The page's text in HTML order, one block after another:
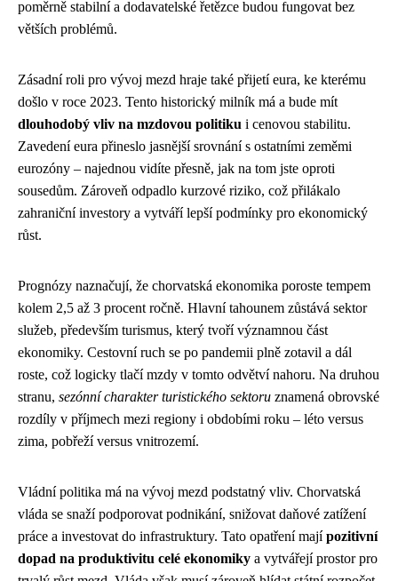
poměrně stabilní a dodavatelské řetězce budou fungovat bez
větších problémů.
Zásadní roli pro vývoj mezd hraje také přijetí eura, ke kterému
došlo v roce 2023. Tento historický milník má a bude mít
dlouhodobý vliv na mzdovou politiku i cenovou stabilitu.
Zavedení eura přineslo jasnější srovnání s ostatními zeměmi
eurozóny – najednou vidíte přesně, jak na tom jste oproti
sousedům. Zároveň odpadlo kurzové riziko, což přilákalo
zahraniční investory a vytváří lepší podmínky pro ekonomický
růst.
Prognózy naznačují, že chorvatská ekonomika poroste tempem
kolem 2,5 až 3 procent ročně. Hlavní tahounem zůstává sektor
služeb, především turismus, který tvoří významnou část
ekonomiky. Cestovní ruch se po pandemii plně zotavil a dál
roste, což logicky tlačí mzdy v tomto odvětví nahoru. Na druhou
stranu, sezónní charakter turistického sektoru znamená obrovské
rozdíly v příjmech mezi regiony i obdobími roku – léto versus
zima, pobřeží versus vnitrozemí.
Vládní politika má na vývoj mezd podstatný vliv. Chorvatská
vláda se snaží podporovat podnikání, snižovat daňové zatížení
práce a investovat do infrastruktury. Tato opatření majípozitivní
dopad na produktivitu celé ekonomiky a vytvářejí prostor pro